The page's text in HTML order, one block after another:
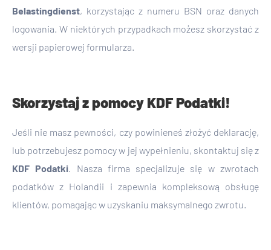
Belastingdienst, korzystając z numeru BSN oraz danych
logowania. W niektórych przypadkach możesz skorzystać z
wersji papierowej formularza.
Skorzystaj z pomocy KDF Podatki!
Jeśli nie masz pewności, czy powinieneś złożyć deklarację,
lub potrzebujesz pomocy w jej wypełnieniu, skontaktuj się z
KDF Podatki . Nasza firma specjalizuje się w zwrotach
podatków z Holandii i zapewnia kompleksową obsługę
klientów, pomagając w uzyskaniu maksymalnego zwrotu.